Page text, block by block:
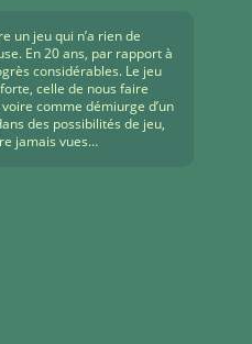
un jeu qui n’a rien de
En 20 ans, par rapport à
considérables. Le jeu
celle de nous faire
comme démiurge d’un
des possibilités de jeu,
jamais vues…